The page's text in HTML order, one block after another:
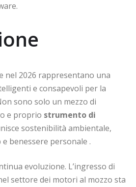
nel 2026 rappresentano una
e consapevoli per la
sono solo un mezzo di
e proprio strumento di
sostenibilità ambientale,
benessere personale .
evoluzione. L’ingresso di
settore dei motori al mozzo sta